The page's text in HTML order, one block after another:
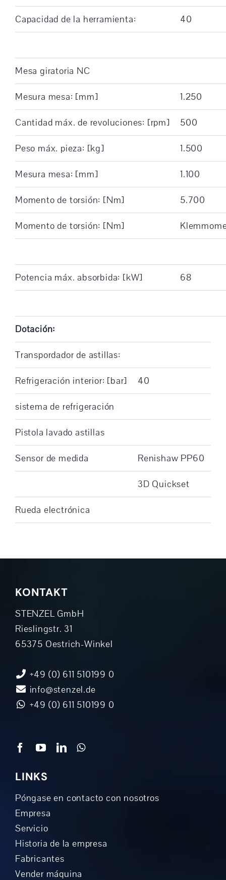
Capacidad de la herramienta: 40
Mesa giratoria NC
Mesura mesa: [mm] 1.250
Cantidad máx. de revoluciones: [rpm] 500
Peso máx. pieza: [kg] 1.500
Mesura mesa: [mm] 1.100
Momento de torsión: [Nm] 5.700
Momento de torsión: [Nm]
Potencia máx. absorbida: [kW] 68
Dotación:
Transpordador de astillas:
Refrigeración interior: [bar] 40
sistema de refrigeración
Pistola lavado astillas
Sensor de medida Renishaw PP60
3D Quickset
Rueda electrónica
KONTAKT
STENZEL GmbH
Rieslingstr. 31
65375 Oestrich-Winkel
+49 (0) 611 510199 0
info@stenzel.de
+49 (0) 611 510199 0
LINKS
Póngase en contacto con nosotros
Empresa
Servicio
Historia de la empresa
Fabricantes
Vender máquina